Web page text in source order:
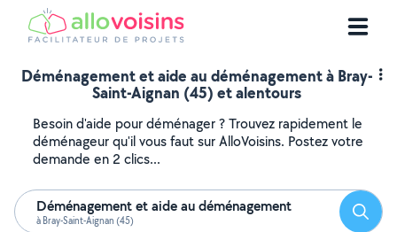
Déménagement et aide au déménagement à Bray-
Saint-Aignan (45) et alentours
Besoin d'aide pour déménager ? Trouvez rapidement le
déménageur qu'il vous faut sur AlloVoisins. Postez votre
demande en 2 clics...
Déménagement et aide au déménagement
à Bray-Saint-Aignan (45)